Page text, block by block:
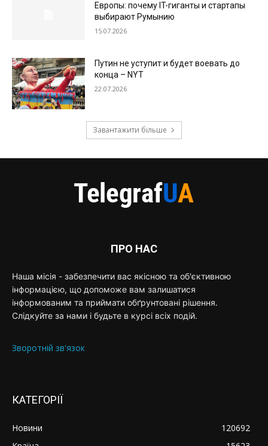
Европы: почему IT-гиганты и стартапы
выбирают Румынию
15.07.2026
Путин не уступит и будет воевать до
конца – NYT
22.07.2026
Завантажити більше
ПРО НАС
Наша місія - забезпечити вас якісною та об'єктивною
інформацією, що допоможе вам залишатися
інформованим та приймати обґрунтовані рішення.
Слідкуйте за нами і будьте в курсі всіх подій.
Зворотній зв'язок
КАТЕГОРІЇ
Новини
120692